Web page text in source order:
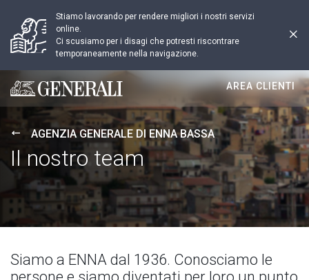
Stiamo lavorando per rendere migliori i nostri servizi
online.
Ci scusiamo per i disagi che potresti riscontrare
temporaneamente nella navigazione.
Generali logo
AREA CLIENTI
AGENZIA GENERALE DI ENNA BASSA
Il nostro team
Siamo a ENNA dal 1936. Conosciamo le